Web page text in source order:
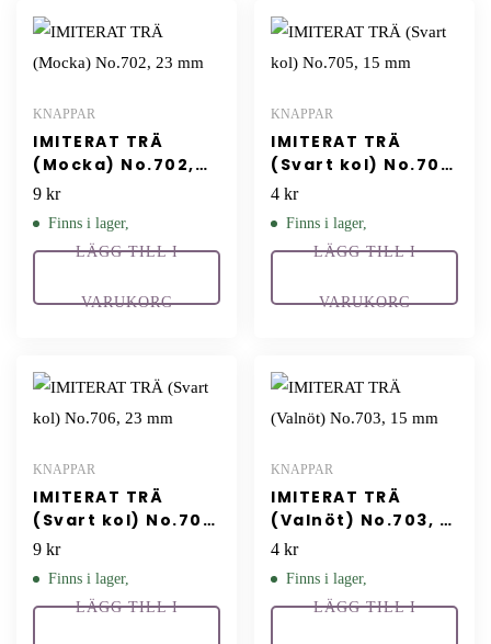
KNAPPAR
IMITERAT TRÄ
(Mocka) No.702,
23 mm
9 kr
Finns i lager,
LÄGG TILL I
VARUKORG
KNAPPAR
IMITERAT TRÄ
(Svart kol) No.705,
15 mm
4 kr
Finns i lager,
LÄGG TILL I
VARUKORG
KNAPPAR
IMITERAT TRÄ
(Svart kol) No.706,
23 mm
9 kr
Finns i lager,
LÄGG TILL I
KNAPPAR
IMITERAT TRÄ
(Valnöt) No.703, 15
mm
4 kr
Finns i lager,
LÄGG TILL I